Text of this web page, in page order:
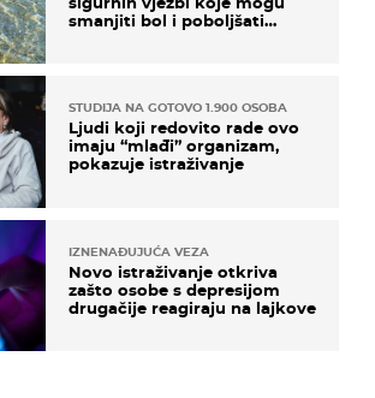
smanjiti bol i poboljšati
STUDIJA NA GOTOVO 1.900 OSOBA
Ljudi koji redovito rade ovo
imaju “mlađi” organizam,
pokazuje istraživanje
IZNENAĐUJUĆA VEZA
Novo istraživanje otkriva
zašto osobe s depresijom
drugačije reagiraju na lajkove